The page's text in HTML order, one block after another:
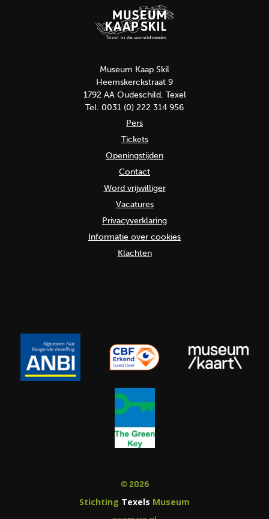
Museum Kaap Skil
Heemskerckstraat 9
1792 AA Oudeschild, Texel
Tel. 0031 (0) 222 314 956
Pers
Tickets
Openingstijden
Contact
Word vrijwilliger
Vacatures
Privacyverklaring
Informatie over cookies
Klachten
© 2026
Stichting Texels Museum